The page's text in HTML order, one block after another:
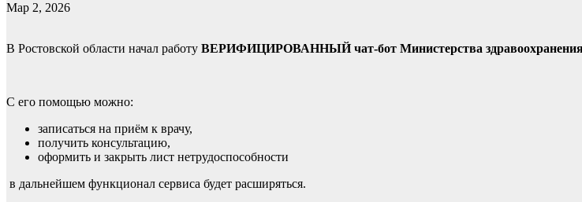
Мар 2, 2026
В Ростовской области начал работу ВЕРИФИЦИРОВАННЫЙ чат-бот Министерства здравоохранения
С его помощью можно:
записаться на приём к врачу,
получить консультацию,
оформить и закрыть лист нетрудоспособности
в дальнейшем функционал сервиса будет расширяться.